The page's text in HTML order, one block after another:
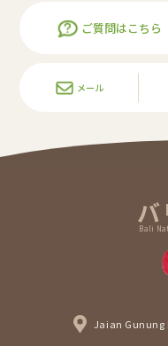
ご質問はこちら
メール
Bali
Jaian Gunung